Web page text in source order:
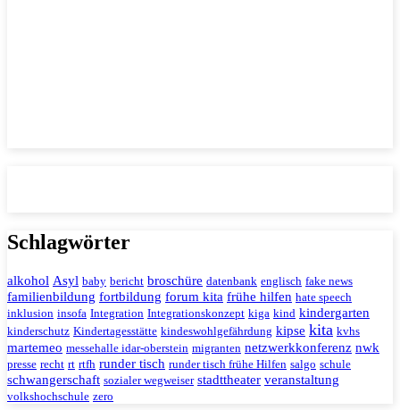
Schlagwörter
alkohol Asyl baby bericht broschüre datenbank englisch fake news
familienbildung fortbildung forum kita frühe hilfen hate speech
inklusion insofa Integration Integrationskonzept kiga kind kindergarten
kinderschutz Kindertagesstätte kindeswohlgefährdung kipse kita kvhs
martemeo messehalle idar-oberstein migranten netzwerkkonferenz nwk
presse recht rt rtfh runder tisch runder tisch frühe Hilfen salgo schule
schwangerschaft sozialer wegweiser stadttheater veranstaltung
volkshochschule zero